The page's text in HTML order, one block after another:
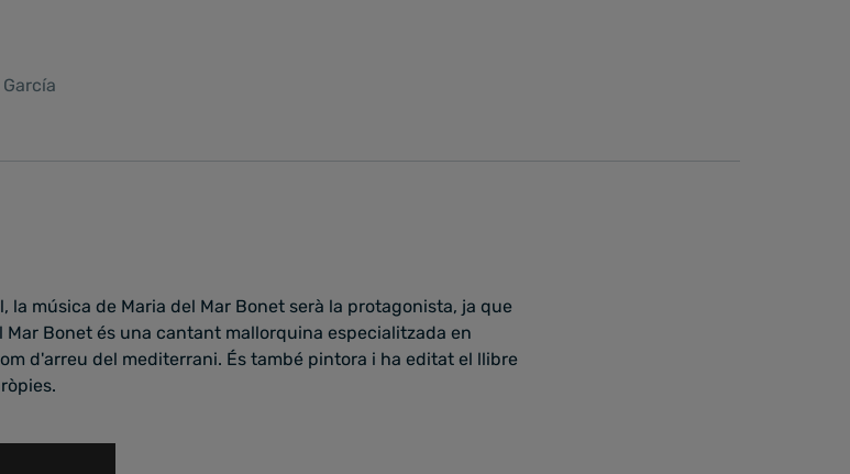
música de Maria del Mar Bonet serà la protagonista, ja que
Bonet és una cantant mallorquina especialitzada en
d'arreu del mediterrani. És també pintora i ha editat el llibre